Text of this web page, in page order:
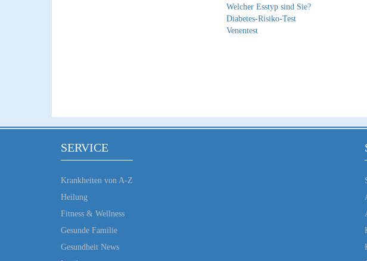
Welcher Esstyp sind Sie?
Diabetes-Risiko-Test
Venentest
SERVICE
Krankheiten von A-Z
Heilung
Fitness & Wellness
Gesunde Familie
Gesundheit News